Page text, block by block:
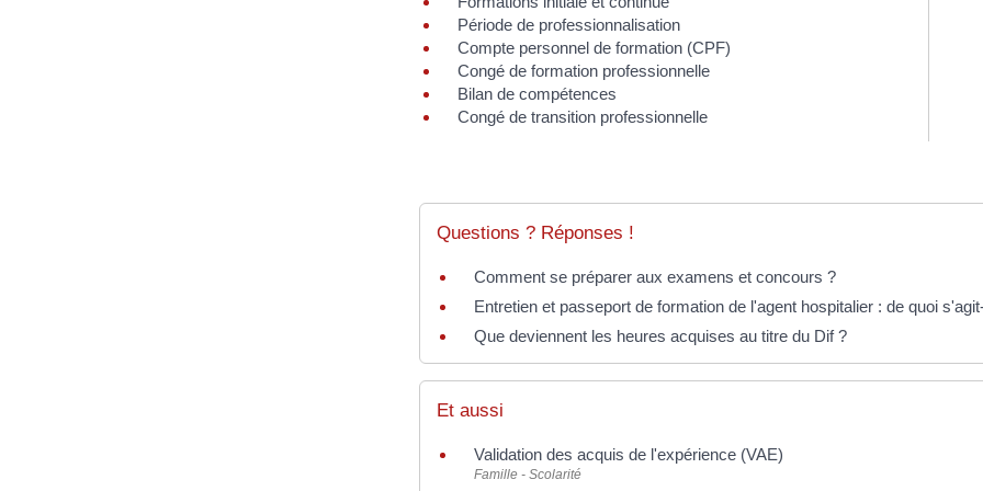
Période de professionnalisation
Compte personnel de formation (CPF)
Congé de formation professionnelle
Bilan de compétences
Congé de transition professionnelle
Questions ? Réponses !
Comment se préparer aux examens et concours ?
Entretien et passeport de formation de l'agent hospitalier : de quoi
Que deviennent les heures acquises au titre du Dif ?
Et aussi
Validation des acquis de l'expérience (VAE)
Famille - Scolarité